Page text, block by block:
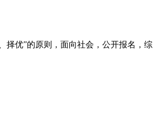
择优”的原则，面向社会，公开报名，综